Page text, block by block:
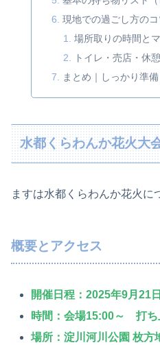
現地での過ごし方のコ
場所取りの時間と
トイレ・売店・休
まとめ｜しっかり準
水都くらわんか花火大
ますは水都くらわんか花火に
概要とアクセス
開催日程 ：2025年9月21
時間 ：会場15:00～ 打ち
場所 ：淀川河川公園 枚方